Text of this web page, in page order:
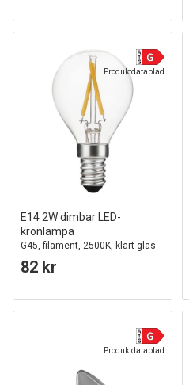
Produktdatablad
E14 2W dimbar LED-
kronlampa
G45, filament, 2500K, klart glas
82 kr
Produktdatablad